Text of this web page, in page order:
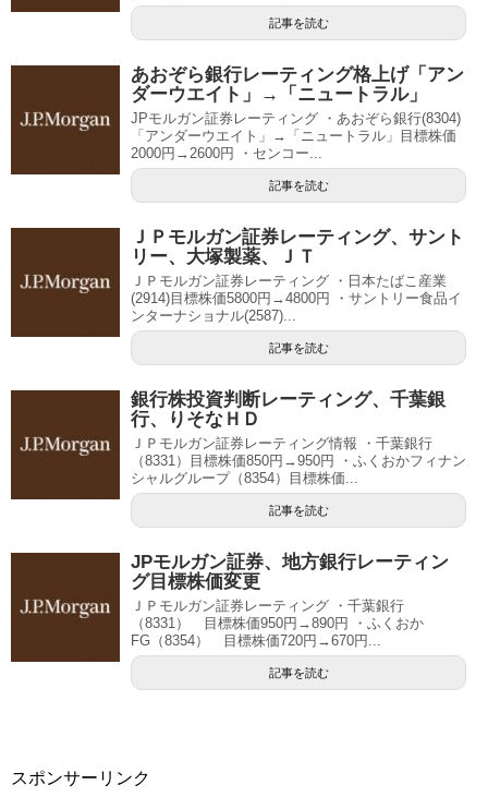
記事を読む
あおぞら銀行レーティング格上げ「アン
ダーウエイト」→「ニュートラル」
JPモルガン証券レーティング ・あおぞら銀行(8304)
「アンダーウエイト」→「ニュートラル」目標株価
2000円→2600円 ・センコー...
記事を読む
ＪＰモルガン証券レーティング、サント
リー、大塚製薬、ＪＴ
ＪＰモルガン証券レーティング ・日本たばこ産業
(2914)目標株価5800円→4800円 ・サントリー食品イ
ンターナショナル(2587)...
記事を読む
銀行株投資判断レーティング、千葉銀
行、りそなＨＤ
ＪＰモルガン証券レーティング情報 ・千葉銀行
（8331）目標株価850円→950円 ・ふくおかフィナン
シャルグループ（8354）目標株価...
記事を読む
JPモルガン証券、地方銀行レーティン
グ目標株価変更
ＪＰモルガン証券レーティング ・千葉銀行
（8331） 目標株価950円→890円 ・ふくおか
FG（8354） 目標株価720円→670円...
記事を読む
スポンサーリンク